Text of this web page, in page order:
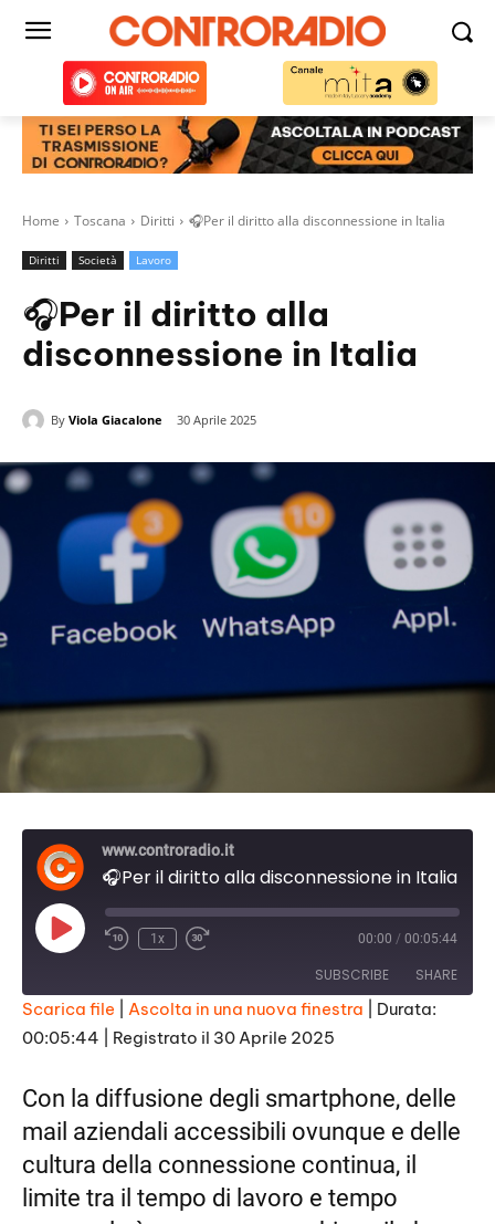
Home Toscana Diritti 🎧Per il diritto alla disconnessione in Italia
Diritti Società Lavoro
🎧Per il diritto alla
disconnessione in Italia
By Viola Giacalone 30 Aprile 2025
www.controradio.it
🎧Per il diritto alla disconnessione in Italia
P
l
E
p
i
s
e
1x 00:00 / 00:05:44
SUBSCRIBE SHARE
SHARE
EMBED
Scarica file Ascolta in una nuova finestra
Durata:
00:05:44
Registrato il 30 Aprile 2025
Con la diffusione degli smartphone, delle
mail aziendali accessibili ovunque e delle
cultura della connessione continua, il
limite tra il tempo di lavoro e tempo